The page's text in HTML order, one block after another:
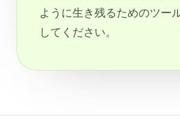
ように生き残るためのツー
してください。